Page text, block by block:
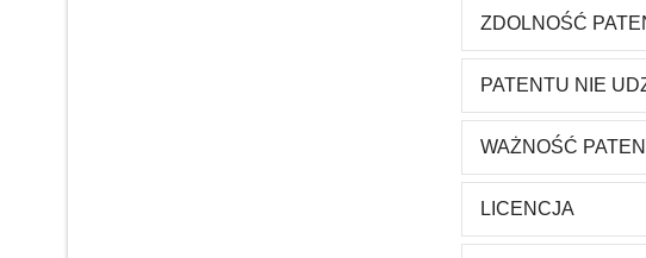
ZDOLNOŚĆ
PATENTU NIE
WAŻNOŚĆ
LICENCJA